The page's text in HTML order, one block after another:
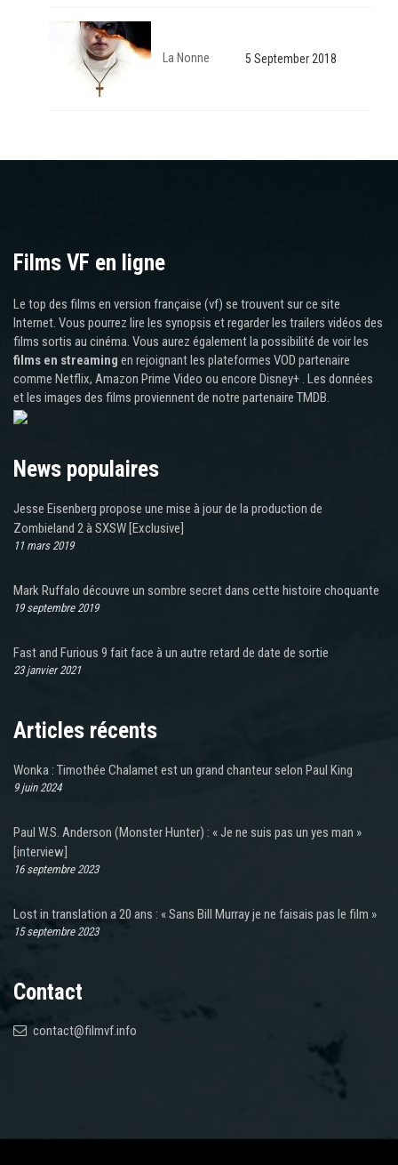
La Nonne 5 September 2018
Films VF en ligne
Le top des films en version française (vf) se trouvent sur ce site
Internet. Vous pourrez lire les synopsis et regarder les trailers vidéos des
films sortis au cinéma. Vous aurez également la possibilité de voir les
films en streaming en rejoignant les plateformes VOD partenaire
comme Netflix, Amazon Prime Video ou encore Disney+ . Les données
et les images des films proviennent de notre partenaire TMDB.
News populaires
Jesse Eisenberg propose une mise à jour de la production de
Zombieland 2 à SXSW [Exclusive]
11 mars 2019
Mark Ruffalo découvre un sombre secret dans cette histoire choquante
19 septembre 2019
Fast and Furious 9 fait face à un autre retard de date de sortie
23 janvier 2021
Articles récents
Wonka : Timothée Chalamet est un grand chanteur selon Paul King
9 juin 2024
Paul W.S. Anderson (Monster Hunter) : « Je ne suis pas un yes man »
[interview]
16 septembre 2023
Lost in translation a 20 ans : « Sans Bill Murray je ne faisais pas le film »
15 septembre 2023
Contact
contact@filmvf.info